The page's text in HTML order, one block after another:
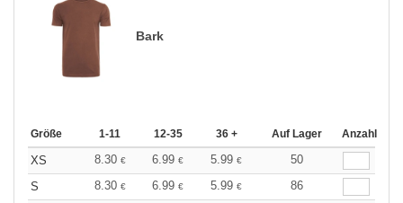
Bark
Größe 1-11 12-35 36 + Auf Lager Anzahl
XS 8.30 € 6.99 € 5.99 €
50
S
8.30 € 6.99 € 5.99 €
86